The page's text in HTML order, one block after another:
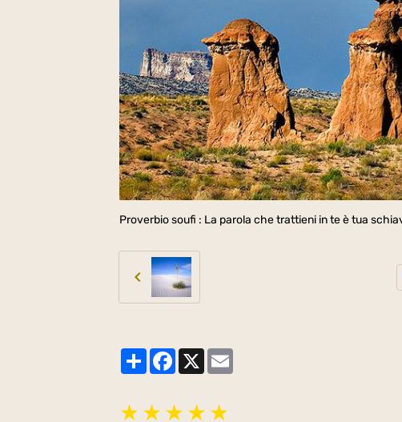
Proverbio soufi : La parola che trattieni in te è tua
PartagerFacebook
X
★ ★ ★ ★ ★